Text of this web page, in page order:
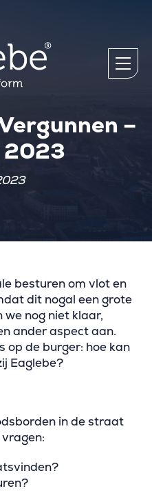
–
2023
besturen om vlot en
dit nogal een grote
we nog niet klaar,
ander aspect aan.
op de burger: hoe kan
Eaglebe?
in de straat